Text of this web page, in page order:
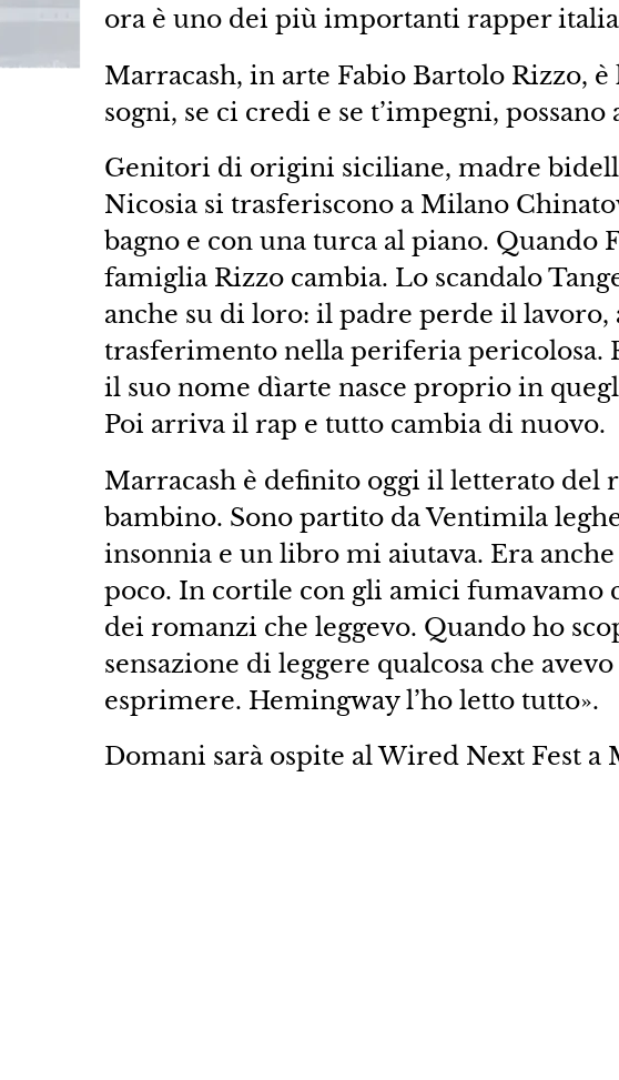
ora è uno dei più importanti rapper
Marracash, in arte Fabio Bartolo Rizzo,
sogni, se ci credi e se t’impegni, possano
Genitori di origini siciliane, madre
Nicosia si trasferiscono a Milano
bagno e con una turca al piano. Quando
famiglia Rizzo cambia. Lo scandalo
anche su di loro: il padre perde il
trasferimento nella periferia pericolosa.
il suo nome dìarte nasce proprio in
Poi arriva il rap e tutto cambia di nuovo.
Marracash è definito oggi il letterato del
bambino. Sono partito da Ventimila
insonnia e un libro mi aiutava. Era anche
poco. In cortile con gli amici fumavamo
dei romanzi che leggevo. Quando ho
sensazione di leggere qualcosa che
esprimere. Hemingway l’ho letto tutto».
Domani sarà ospite al Wired Next Fest a